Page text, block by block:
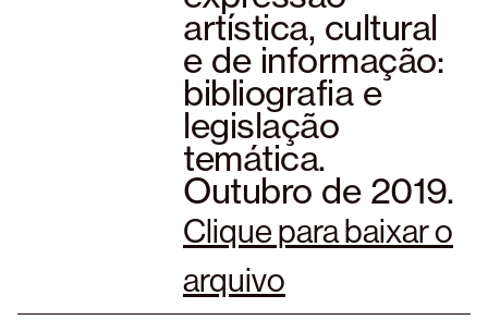
artística, cultural
e de informação:
bibliografia e
legislação
temática.
Outubro de 2019.
Clique para baixar o
arquivo